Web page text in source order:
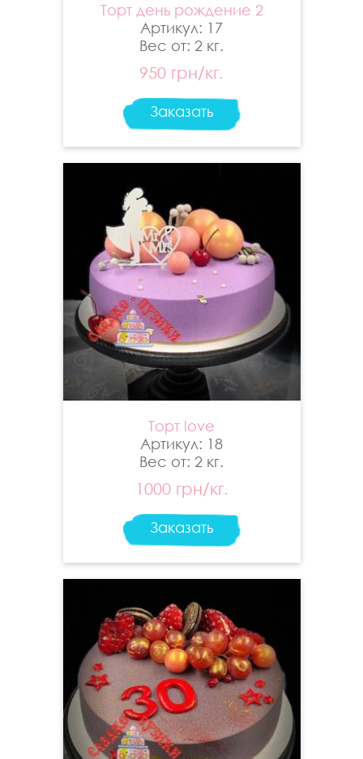
Торт день рождение 2
Артикул: 17
Вес от: 2 кг.
950 грн/кг.
Заказать
Торт love
Артикул: 18
Вес от: 2 кг.
1000 грн/кг.
Заказать